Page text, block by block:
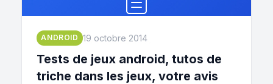
ANDROID 19 octobre 2014
Tests de jeux android, tutos de
triche dans les jeux, votre avis